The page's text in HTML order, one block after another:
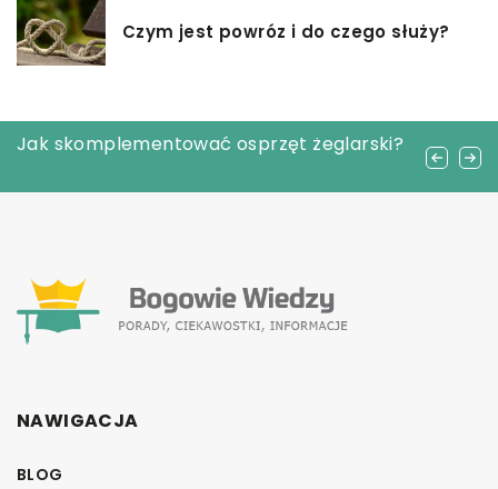
Czym jest powróz i do czego służy?
Czym jest terapia sensoryczna i jak może
Jak skomplementować osprzęt żeglarski?
Jak dobrać odpowiednie oświetlenie do
NAWIGACJA
BLOG